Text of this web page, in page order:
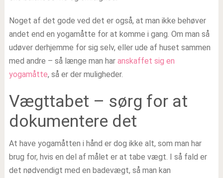
Noget af det gode ved det er også, at man ikke behøver
andet end en yogamåtte for at komme i gang. Om man så
udøver derhjemme for sig selv, eller ude af huset sammen
med andre – så længe man har anskaffet sig en
yogamåtte, så er der muligheder.
Vægttabet – sørg for at
dokumentere det
At have yogamåtten i hånd er dog ikke alt, som man har
brug for, hvis en del af målet er at tabe vægt. I så fald er
det nødvendigt med en badevægt, så man kan